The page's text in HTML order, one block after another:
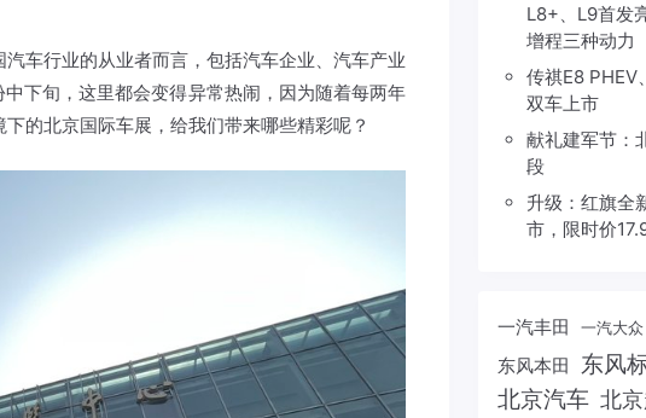
车行业的从业者而言，包括汽车企业、汽车产业
下旬，这里都会变得异常热闹，因为随着每两年
的北京国际车展，给我们带来哪些精彩呢？
L8+、L9首发
增程三种动力
传祺E8 PHEV
双车上市
献礼建军节：
段
升级：红旗全
市，限时价
一汽丰田 一汽大众
东风本田 东风
北京汽车 北